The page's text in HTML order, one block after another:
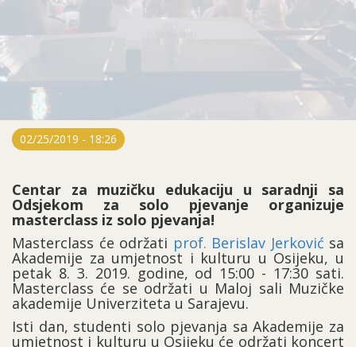
02/25/2019 - 18:26
Centar za muzičku edukaciju u saradnji sa
Odsjekom za solo pjevanje organizuje
masterclass iz solo pjevanja!
Masterclass će održati prof. Berislav Jerković sa
Akademije za umjetnost i kulturu u Osijeku, u
petak 8. 3. 2019. godine, od 15:00 - 17:30 sati.
Masterclass će se održati u Maloj sali Muzičke
akademije Univerziteta u Sarajevu.
Isti dan, studenti solo pjevanja sa Akademije za
umjetnost i kulturu u Osijeku će održati koncert